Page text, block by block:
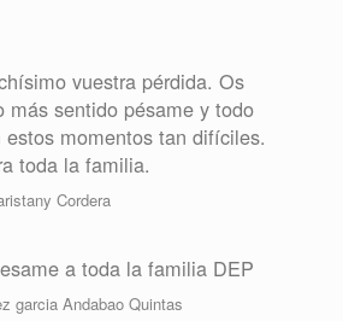
vuestra pérdida. Os
más sentido pésame y todo
estos momentos tan difíciles.
toda la familia.
Cordera
a toda la familia DEP
garcia Andabao Quintas